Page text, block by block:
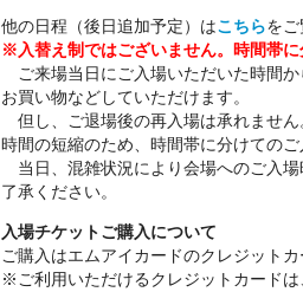
他の日程（後日追加予定）はこちらをご
※入替え制ではございません。時間帯に
ご来場当日にご入場いただいた時間
お買い物などしていただけます。
但し、ご退場後の再入場は承れませ
時間の短縮のため、時間帯に分けての
当日、混雑状況により会場へのご入
了承ください。
入場チケットご購入について
ご購入はエムアイカードのクレジット
※ご利用いただけるクレジットカード